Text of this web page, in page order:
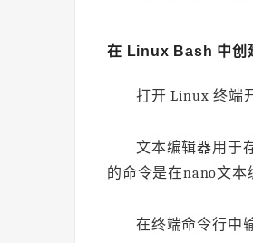
在 Linux Bash 中创
打开 Linux 终端
文本编辑器用于
的命令是在nano文本
在终端命令行中